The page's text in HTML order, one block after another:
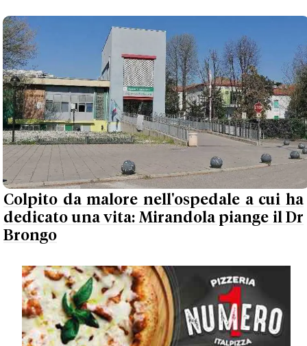
Colpito da malore nell'ospedale a cui ha
dedicato una vita: Mirandola piange il Dr
Brongo